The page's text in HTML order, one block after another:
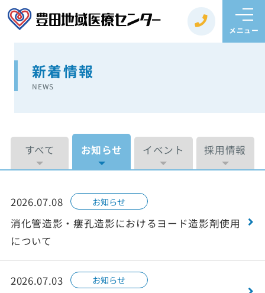
メニュー
新着情報
NEWS
すべて お知らせ イベント 採用情報
2026.07.08 お知らせ
消化管造影・瘻孔造影におけるヨード造影剤使用
について
2026.07.03 お知らせ